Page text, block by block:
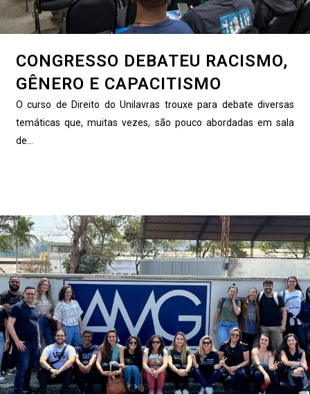
CONGRESSO DEBATEU RACISMO,
GÊNERO E CAPACITISMO
O curso de Direito do Unilavras trouxe para debate diversas
temáticas que, muitas vezes, são pouco abordadas em sala
de...